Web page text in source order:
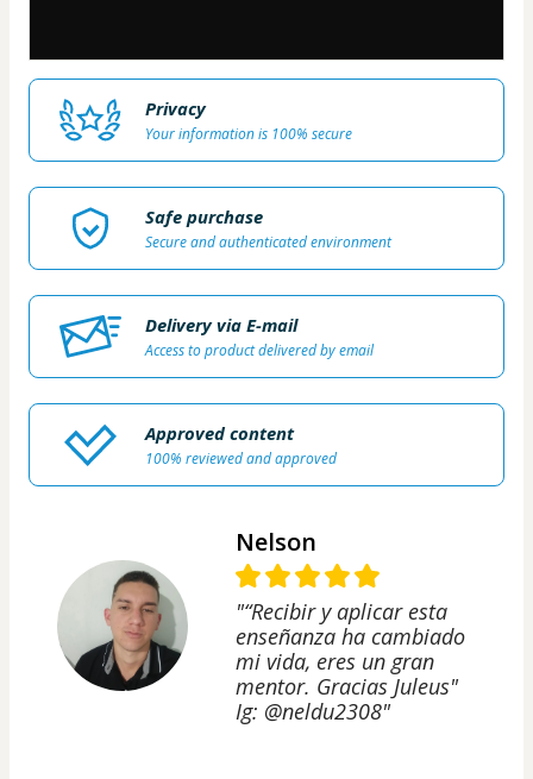
Privacy
Your information is 100% secure
Safe purchase
Secure and authenticated environment
Delivery via E-mail
Access to product delivered by email
Approved content
100% reviewed and approved
Nelson
"“Recibir y aplicar esta
enseñanza ha cambiado
mi vida, eres un gran
mentor. Gracias Juleus"
Ig: @neldu2308"